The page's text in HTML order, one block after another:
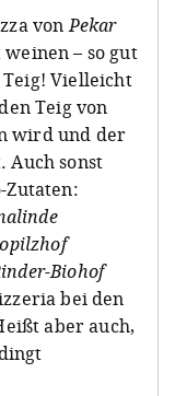
vonPekar
– so gut
Vielleicht
Teig von
wird und der
Auch sonst
Zutaten:
Biohof
bei den
aber auch,